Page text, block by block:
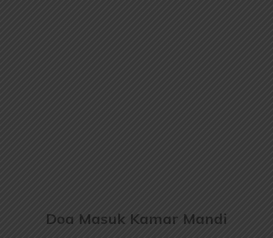
Doa Masuk Kamar Mandi